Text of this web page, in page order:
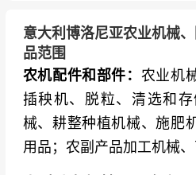
意大利博洛尼亚农业机械
品范围
农机配件和部件： 农业机
插秧机、脱粒、清选和
械、耕整种植机械、施肥
用品；农副产品加工机械